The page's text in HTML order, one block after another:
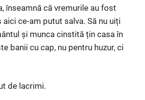
înseamnă că vremurile au fost
ce-am putut salva. Să nu uiți
și munca cinstită țin casa în
banii cu cap, nu pentru huzur, ci
de lacrimi.